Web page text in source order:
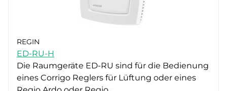
REGIN
ED-RU-H
Die Raumgeräte ED-RU sind für die Bedienung
eines Corrigo Reglers für Lüftung oder eines